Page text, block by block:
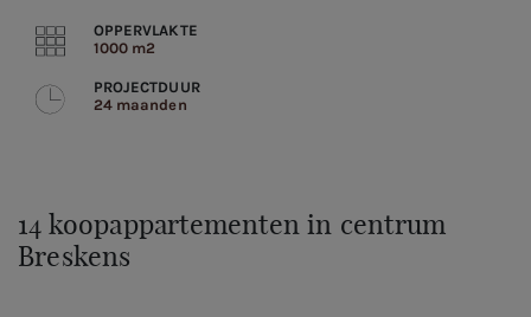
OPPERVLAKTE
1000 m2
PROJECTDUUR
24 maanden
14 koopappartementen in centrum
Breskens